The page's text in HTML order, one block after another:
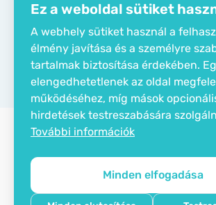
Ez a weboldal sütiket
A webhely sütiket használ a
élmény javítása és a személyre
tartalmak biztosítása érdekében.
elengedhetetlenek az oldal
működéséhez, míg mások
hirdetések testreszabására
További információk
Minden elfogadása
Öko tanusítvány
Elérhetőségek
Rólunk
Copyright © 2012 - 2026   |   Be Healthy